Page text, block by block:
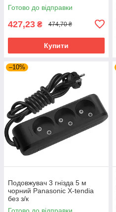
Готово до відправки
427,23 ₴ 474,70 ₴
Купити
–10%
Подовжувач 3 гнізда 5 м
чорний Panasonic X-tendia
без з/к